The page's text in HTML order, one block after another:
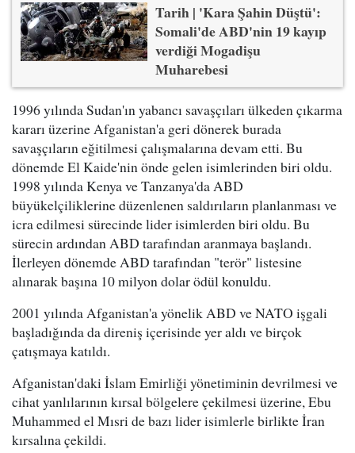
Tarih | 'Kara Şahin Düştü':
Somali'de ABD'nin 19 kayıp
verdiği Mogadişu
Muharebesi
1996 yılında Sudan'ın yabancı savaşçıları ülkeden çıkarma
kararı üzerine Afganistan'a geri dönerek burada
savaşçıların eğitilmesi çalışmalarına devam etti. Bu
dönemde El Kaide'nin önde gelen isimlerinden biri oldu.
1998 yılında Kenya ve Tanzanya'da ABD
büyükelçiliklerine düzenlenen saldırıların planlanması ve
icra edilmesi sürecinde lider isimlerden biri oldu. Bu
sürecin ardından ABD tarafından aranmaya başlandı.
İlerleyen dönemde ABD tarafından "terör" listesine
alınarak başına 10 milyon dolar ödül konuldu.
2001 yılında Afganistan'a yönelik ABD ve NATO işgali
başladığında da direniş içerisinde yer aldı ve birçok
çatışmaya katıldı.
Afganistan'daki İslam Emirliği yönetiminin devrilmesi ve
cihat yanlılarının kırsal bölgelere çekilmesi üzerine, Ebu
Muhammed el Mısri de bazı lider isimlerle birlikte İran
kırsalına çekildi.